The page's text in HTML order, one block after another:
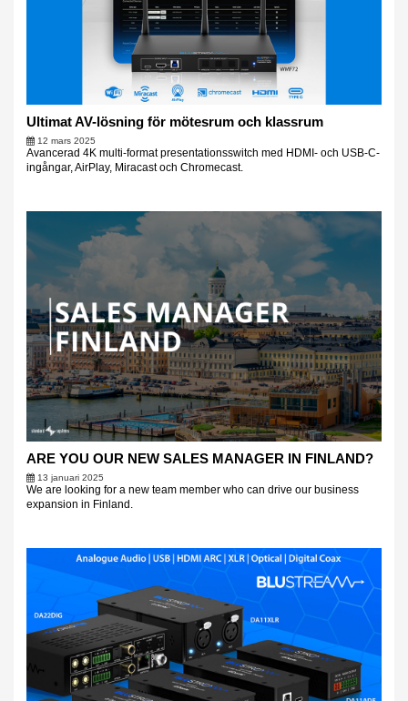
Ultimat AV-lösning för mötesrum och klassrum
12 mars 2025
Avancerad 4K multi-format presentationsswitch med HDMI- och USB-C-
ingångar, AirPlay, Miracast och Chromecast.
ARE YOU OUR NEW SALES MANAGER IN FINLAND?
13 januari 2025
We are looking for a new team member who can drive our business
expansion in Finland.